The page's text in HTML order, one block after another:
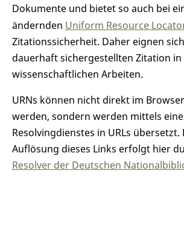
Dokumente und bietet so auch bei
ändernden Uniform Resource
Zitationssicherheit. Daher eignen
dauerhaft sichergestellten Zitation in
wissenschaftlichen Arbeiten.
URNs können nicht direkt im
werden, sondern werden mittels
Resolvingdienstes in URLs
Auflösung dieses Links erfolgt hier
Resolver der Deutschen